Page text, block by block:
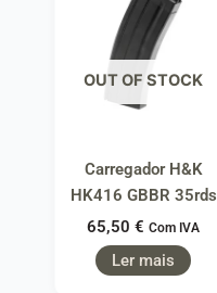
OUT OF STOCK
Carregador H&K
HK416 GBBR 35rds
65,50 € Com IVA
Ler mais